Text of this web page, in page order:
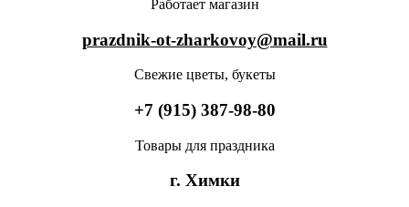
Работает магазин
prazdnik-ot-zharkovoy@mail.ru
Свежие цветы, букеты
+7 (915) 387-98-80
Товары для праздника
г. Химки